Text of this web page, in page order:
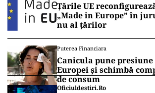
Țările UE
„Made in Europe” în
nu al țărilor
Puterea Financiara
Canicula pune presiune
Europei și schimbă
de consum
Oficiuldestiri.ro